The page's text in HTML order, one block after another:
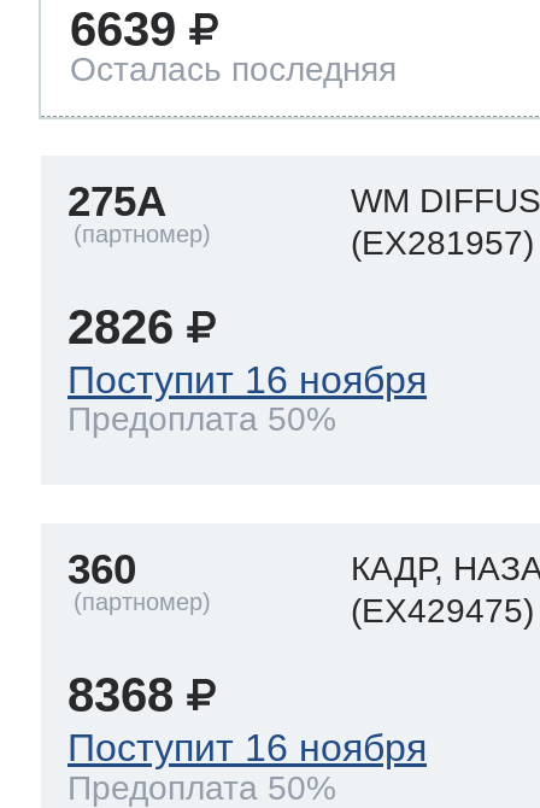
6639
Осталась последняя
275A
WM
(EX281957)
2826
Поступит 16 ноября
Предоплата 50%
360
КАДР,
(EX429475)
8368
Поступит 16 ноября
Предоплата 50%